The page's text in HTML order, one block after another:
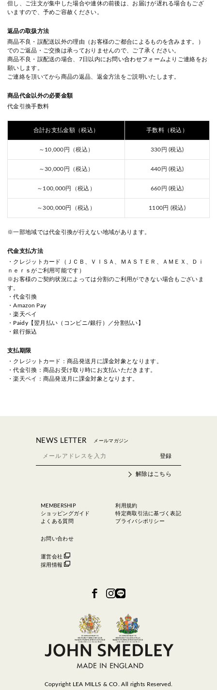
但し、ご注文が集中した場合や連休の前後は、お届けが遅れる場合もござ
いますので、予めご容赦ください。
返品の取扱方法
商品不良・誤配送以外の理由（お客様のご都合によるものを含みます。）
でのご返品・ご交換は承っておりませんので、ご了承ください。
商品不良・誤配送の場合、7日以内にお問い合わせフォーム よりご連絡をお
願いします。
ご連絡を頂いてから商品の返品、返金方法をご説明いたします。
商品代金以外の必要金額
代金引換手数料
合計お支払金額（税込） 手数料（税込）
～10,000円（税込） 330円 (税込)
～30,000円（税込） 440円 (税込)
～100,000円（税込） 660円 (税込)
～300,000円（税込） 1100円 (税込)
※一部地域では代金引換が行えない地域があります。
代金支払方法
・クレジットカード（ＪＣＢ、ＶＩＳＡ、ＭＡＳＴＥＲ、ＡＭＥＸ、Ｄｉ
ｎｅｒｓがご利用可能です）
※お客様のご契約状況によっては分割のご利用ができない場合もございま
す。
・代金引換
・Amazon Pay
・楽天ペイ
・ Paidy【翌月払い（コンビニ/銀行）／分割払い】
・銀行振込
支払期限
・クレジットカード：商品発送月に課金対象となります。
・代金引換：商品お受け取り時にお支払いただきます。
・楽天ペイ：商品発送月に課金対象となります。
NEWS LETTER メールマガジン
解除はこちら
MEMBERSHIP
ショッピングガイド
よくある質問
お問い合わせ
運営会社
採用情報
利用規約
特定商取引法に基づく表記
プライバシポリシー
Copyright LEA MILLS & CO. All rights Reserved.